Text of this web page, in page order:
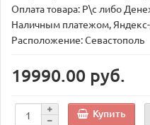
Оплата товара: Р\с либо
Наличным платежом,
Расположение: Севастополь
19990.00 руб.
Купить